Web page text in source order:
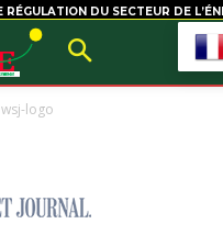
DU SECTEUR DE
wsj-logo